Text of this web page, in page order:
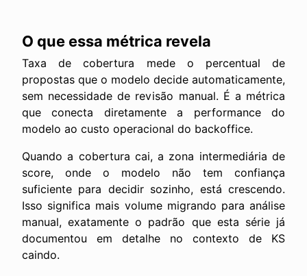
O que essa métrica revela
Taxa de cobertura mede o percentual de
propostas que o modelo decide automaticamente,
sem necessidade de revisão manual. É a métrica
que conecta diretamente a performance do
modelo ao custo operacional do backoffice.
Quando a cobertura cai, a zona intermediária de
score, onde o modelo não tem confiança
suficiente para decidir sozinho, está crescendo.
Isso significa mais volume migrando para análise
manual, exatamente o padrão que esta série já
documentou em detalhe no contexto de KS
caindo.